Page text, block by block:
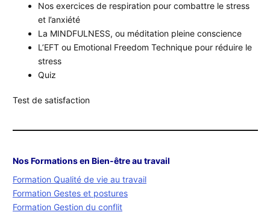
Nos exercices de respiration pour combattre le stress
et l’anxiété
La MINDFULNESS, ou méditation pleine conscience
L’EFT ou Emotional Freedom Technique pour réduire le
stress
Quiz
Test de satisfaction
Nos Formations en Bien-être au travail
Formation Qualité de vie au travail
Formation Gestes et postures
Formation Gestion du conflit